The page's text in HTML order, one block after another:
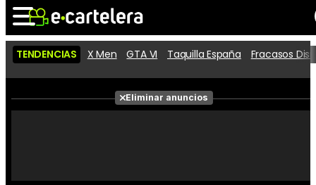
Noticias Cartelera
Películas
TENDENCIAS X Men GTA VI Taquilla España Fracasos
Eliminar anuncios